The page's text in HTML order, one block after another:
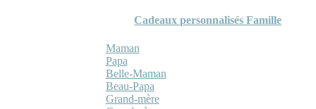
Cadeaux personnalisés Famille
Maman
Papa
Belle-Maman
Beau-Papa
Grand-mère